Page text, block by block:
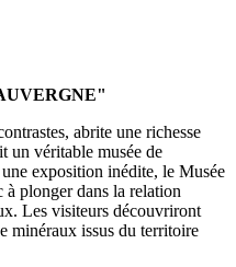
abrite une richesse
un véritable musée de
exposition inédite, le Musée
plonger dans la relation
Les visiteurs découvriront
minéraux issus du territoire